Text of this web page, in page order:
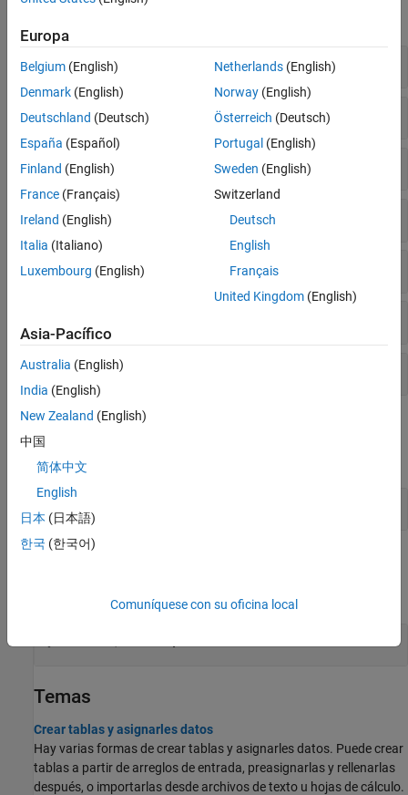
Series temporales
Identificación de tipos de datos
Conversión de tipos de datos
Crear tablas y convertir tipo
Leer y escribir archivos
Información de resumen y gráfica apilada
Ordenar, filtrar y reorganizar
Operaciones de combinación y conjuntos
Aplicar funciones al contenido de la tabla
Apps
expandir todo
Temas
Crear tablas y asignarles datos
Hay varias formas de crear tablas y asignarles datos. Puede crear
tablas a partir de arreglos de entrada, preasignarlas y rellenarlas
después, o importarlas desde archivos de texto u hojas de cálculo.
Europa
Belgium (English)
Denmark (English)
Deutschland (Deutsch)
España (Español)
Finland (English)
France (Français)
Ireland (English)
Italia (Italiano)
Luxembourg (English)
Netherlands(English)
Norway(English)
Österreich (Deutsch)
Portugal (English)
Sweden (English)
Switzerland
Deutsch
English
Français
United Kingdom(English)
Asia-Pacífico
Australia (English)
India (English)
New Zealand (English)
中国
简体中文
English
日本 (日本語)
한국 (한국어)
Comuníquese con su oficina local